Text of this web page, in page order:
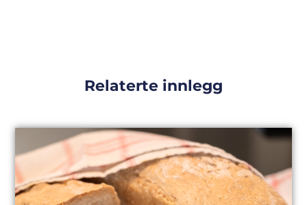
Relaterte innlegg